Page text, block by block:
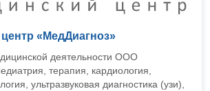
«МедДиагноз»
деятельности ООО
терапия, кардиология,
ультразвуковая диагностика (узи),